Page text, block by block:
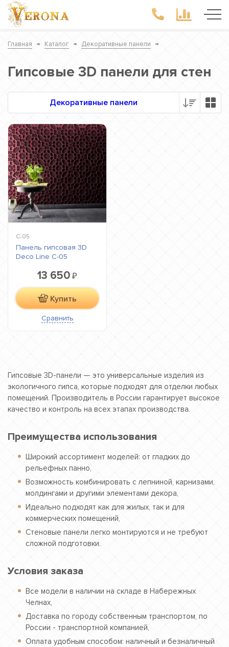
Главная → Каталог → Декоративные панели →
Гипсовые 3D панели для стен
Декоративные панели
C-05
Панель гипсовая 3D
Deco Line C-05
13 650 ₽
Купить
Сравнить
Гипсовые 3D-панели — это универсальные изделия из
экологичного гипса, которые подходят для отделки любых
помещений. Производитель в России гарантирует высокое
качество и контроль на всех этапах производства.
Преимущества использования
Широкий ассортимент моделей: от гладких до
рельефных панно,
Возможность комбинировать с лепниной, карнизами,
молдингами и другими элементами декора,
Идеально подходят как для жилых, так и для
коммерческих помещений,
Стеновые панели легко монтируются и не требуют
сложной подготовки.
Условия заказа
Все модели в наличии на складе в Набережных
Челнах,
Доставка по городу собственным транспортом, по
России - транспортной компанией,
Оплата удобным способом: наличный и безналичный